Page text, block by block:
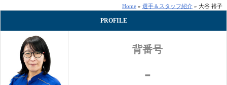
Home »選手＆スタッフ紹介 » 大谷 裕子
PROFILE
背番号
-